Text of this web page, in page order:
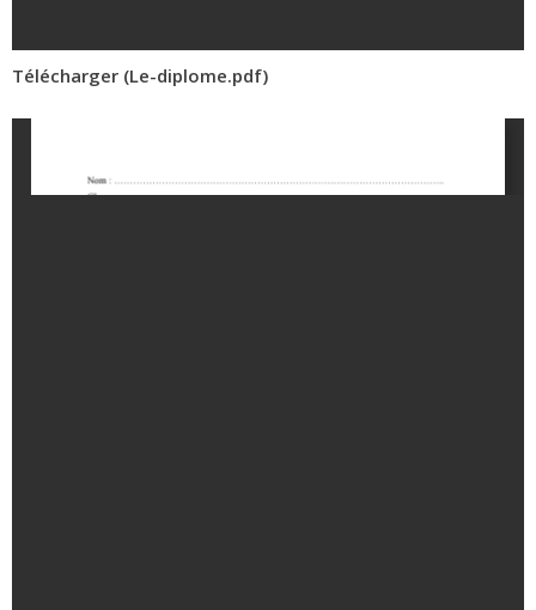
Télécharger (Le-diplome.pdf)